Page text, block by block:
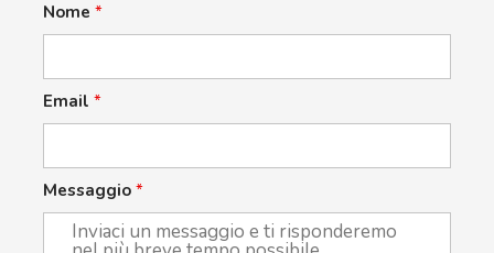
Nome *
Email *
Messaggio *